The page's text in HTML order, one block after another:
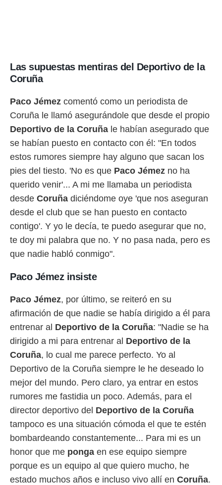
Las supuestas mentiras del Deportivo de la
Coruña
Paco Jémez comentó como un periodista de
Coruña le llamó asegurándole que desde el propio
Deportivo de la Coruña le habían asegurado que
se habían puesto en contacto con él: "En todos
estos rumores siempre hay alguno que sacan los
pies del tiesto. 'No es que Paco Jémez no ha
querido venir'... A mi me llamaba un periodista
desde Coruña diciéndome oye 'que nos aseguran
desde el club que se han puesto en contacto
contigo'. Y yo le decía, te puedo asegurar que no,
te doy mi palabra que no. Y no pasa nada, pero es
que nadie habló conmigo".
Paco Jémez insiste
Paco Jémez, por último, se reiteró en su
afirmación de que nadie se había dirigido a él para
entrenar al Deportivo de la Coruña: "Nadie se ha
dirigido a mi para entrenar al Deportivo de la
Coruña, lo cual me parece perfecto. Yo al
Deportivo de la Coruña siempre le he deseado lo
mejor del mundo. Pero claro, ya entrar en estos
rumores me fastidia un poco. Además, para el
director deportivo del Deportivo de la Coruña
tampoco es una situación cómoda el que te estén
bombardeando constantemente... Para mi es un
honor que me ponga en ese equipo siempre
porque es un equipo al que quiero mucho, he
estado muchos años e incluso vivo allí en Coruña.